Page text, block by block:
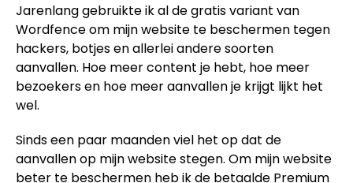
Jarenlang gebruikte ik al de gratis variant van
Wordfence om mijn website te beschermen tegen
hackers, botjes en allerlei andere soorten
aanvallen. Hoe meer content je hebt, hoe meer
bezoekers en hoe meer aanvallen je krijgt lijkt het
wel.
Sinds een paar maanden viel het op dat de
aanvallen op mijn website stegen. Om mijn website
beter te beschermen heb ik de betaalde Premium